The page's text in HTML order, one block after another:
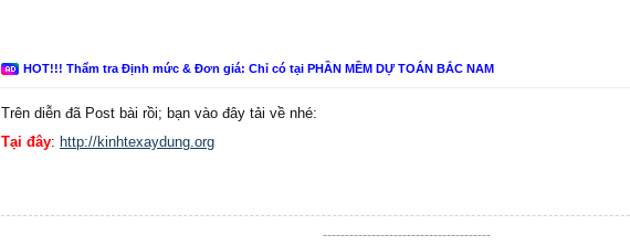
HOT!!! Thẩm tra Định mức & Đơn giá: Chỉ có tại PHẦN MỀM DỰ TOÁN BẮC NAM
Trên diễn đã Post bài rồi; bạn vào đây tải về nhé:
Tại đây: http://kinhtexaydung.org
--------------------------------------